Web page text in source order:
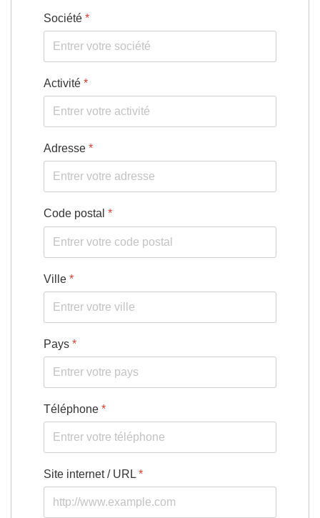
Société *
Activité *
Adresse *
Code postal *
Ville *
Pays *
Téléphone *
Site internet / URL *